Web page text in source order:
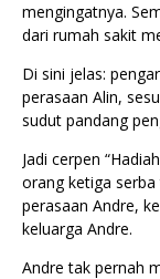
mengingatnya.
dari rumah sakit
Di sini jelas:
perasaan Alin,
sudut pandang
Jadi cerpen
orang ketiga
perasaan Andre,
keluarga Andre.
Andre tak pernah